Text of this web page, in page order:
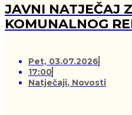
JAVNI NATJEČAJ
KOMUNALNOG
Pet, 03.07.2026
17:00
Natječaji, Novosti